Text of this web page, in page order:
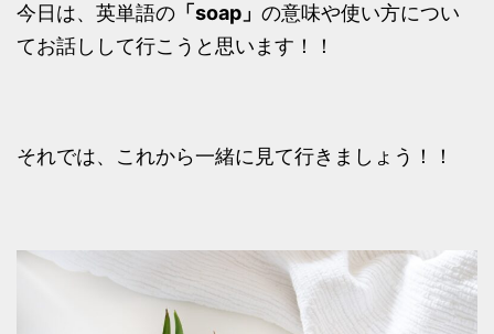
今日は、英単語の 「soap」 の意味や使い方につい
てお話しして行こうと思います！！
それでは、これから一緒に見て行きましょう！！